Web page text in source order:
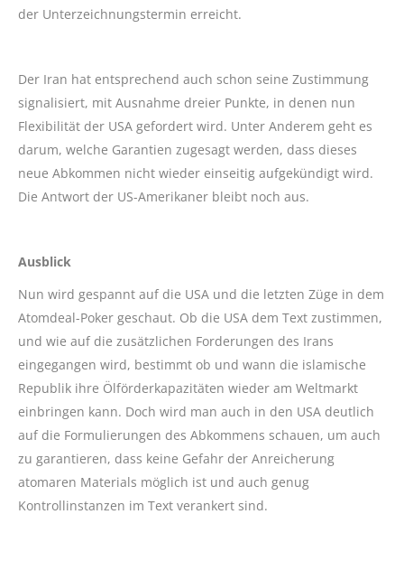
der Unterzeichnungstermin erreicht.
Der Iran hat entsprechend auch schon seine Zustimmung
signalisiert, mit Ausnahme dreier Punkte, in denen nun
Flexibilität der USA gefordert wird. Unter Anderem geht es
darum, welche Garantien zugesagt werden, dass dieses
neue Abkommen nicht wieder einseitig aufgekündigt wird.
Die Antwort der US-Amerikaner bleibt noch aus.
Ausblick
Nun wird gespannt auf die USA und die letzten Züge in dem
Atomdeal-Poker geschaut. Ob die USA dem Text zustimmen,
und wie auf die zusätzlichen Forderungen des Irans
eingegangen wird, bestimmt ob und wann die islamische
Republik ihre Ölförderkapazitäten wieder am Weltmarkt
einbringen kann. Doch wird man auch in den USA deutlich
auf die Formulierungen des Abkommens schauen, um auch
zu garantieren, dass keine Gefahr der Anreicherung
atomaren Materials möglich ist und auch genug
Kontrollinstanzen im Text verankert sind.